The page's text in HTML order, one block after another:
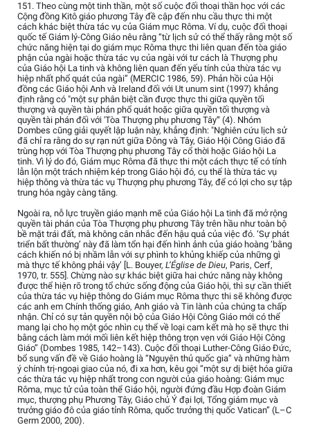
151. Theo cùng một tinh thần, một số cuộc đối thoại thần học với các
Cộng đồng Kitô giáo phương Tây đề cập đến nhu cầu thực thi một
cách khác biệt thừa tác vụ của Giám mục Rôma. Ví dụ, cuộc đối thoại
quốc tế Giám lý-Công Giáo nêu rằng “từ lịch sử có thể thấy rằng một số
chức năng hiện tại do giám mục Rôma thực thi liên quan đến tòa giáo
phận của ngài hoặc thừa tác vụ của ngài với tư cách là Thượng phụ
của Giáo hội La tinh và không liên quan đến yếu tính của thừa tác vụ
hiệp nhất phổ quát của ngài” (MERCIC 1986, 59). Phản hồi của Hội
đồng các Giáo hội Anh và Ireland đối với Ut unum sint (1997) khẳng
định rằng có "một sự phân biệt cần được thực thi giữa quyền tối
thượng và quyền tài phán phổ quát hoặc giữa quyền tối thượng và
quyền tài phán đối với 'Tòa Thượng phụ phương Tây'" (4). Nhóm
Dombes cũng giải quyết lập luận này, khẳng định: "Nghiên cứu lịch sử
đã chỉ ra rằng do sự rạn nứt giữa Đông và Tây, Giáo Hội Công Giáo đã
trùng hợp với Tòa Thượng phụ phương Tây cổ thời hoặc Giáo hội La
tinh. Vì lý do đó, Giám mục Rôma đã thực thi một cách thực tế có tính
lẫn lộn một trách nhiệm kép trong Giáo hội đó, cụ thể là thừa tác vụ
hiệp thông và thừa tác vụ Thượng phụ phương Tây, để có lợi cho sự tập
trung hóa ngày càng tăng.
Ngoài ra, nỗ lực truyền giáo mạnh mẽ của Giáo hội La tinh đã mở rộng
quyền tài phán của Tòa Thượng phụ phương Tây trên hầu như toàn bộ
bề mặt trái đất, mà không cân nhắc đến hậu quả của việc đó. ‘Sự phát
triển bất thường’ này đã làm tổn hại đến hình ảnh của giáo hoàng ‘bằng
cách khiến nó bị nhầm lẫn với sự phình to khủng khiếp của những gì
mà thực tế không phải vậy’ [L. Bouyer, L’Église de Dieu, Paris, Cerf,
1970, tr. 555]. Chừng nào sự khác biệt giữa hai chức năng này không
được thể hiện rõ trong tổ chức sống động của Giáo hội, thì sự cần thiết
của thừa tác vụ hiệp thông do Giám mục Rôma thực thi sẽ không được
các anh em Chính thống giáo, Anh giáo và Tin lành của chúng ta chấp
nhận. Chỉ có sự tản quyền nội bộ của Giáo Hội Công Giáo mới có thể
mang lại cho họ một góc nhìn cụ thể về loại cam kết mà họ sẽ thực thi
bằng cách làm mới mối liên kết hiệp thông trọn vẹn với Giáo Hội Công
Giáo” (Dombes 1985, 142–143). Cuộc đối thoại Luther-Công Giáo Đức,
bổ sung vấn đề về Giáo hoàng là “Nguyên thủ quốc gia” và những hàm
ý chính trị-ngoại giao của nó, đi xa hơn, kêu gọi “một sự dị biệt hóa giữa
các thừa tác vụ hiệp nhất trong con người của giáo hoàng: Giám mục
Rôma, mục tử của toàn thể Giáo hội, người đứng đầu Hợp đoàn Giám
mục, thượng phụ Phương Tây, Giáo chủ Ý đại lợi, Tổng giám mục và
trưởng giáo đô của giáo tỉnh Rôma, quốc trưởng thị quốc Vatican” (L–C
Germ 2000, 200).